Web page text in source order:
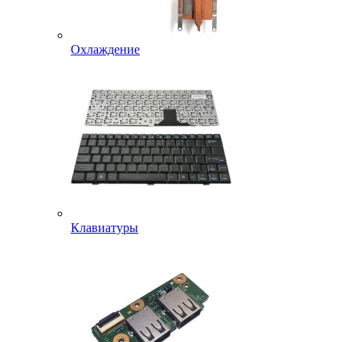
Охлаждение
Клавиатуры